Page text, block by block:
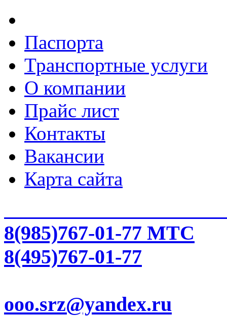
Паспорта
Транспортные услуги
О компании
Прайс лист
Контакты
Вакансии
Карта сайта
8(985)767-01-77 МТС
8(495)767-01-77
ooo.srz@yandex.ru